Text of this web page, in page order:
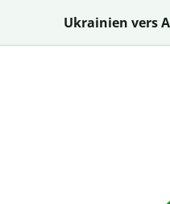
Ukrainien vers